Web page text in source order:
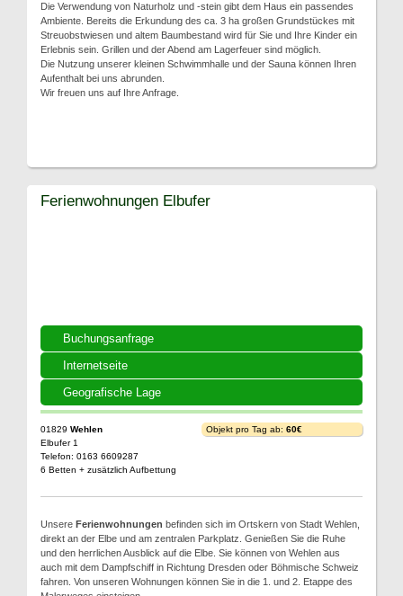
Die Verwendung von Naturholz und -stein gibt dem Haus ein passendes
Ambiente. Bereits die Erkundung des ca. 3 ha großen Grundstückes mit
Streuobstwiesen und altem Baumbestand wird für Sie und Ihre Kinder ein
Erlebnis sein. Grillen und der Abend am Lagerfeuer sind möglich.
Die Nutzung unserer kleinen Schwimmhalle und der Sauna können Ihren
Aufenthalt bei uns abrunden.
Wir freuen uns auf Ihre Anfrage.
Buchungsanfrage
Internetseite
Geografische Lage
Ferienwohnungen Elbufer
01829 Wehlen
Elbufer 1
Telefon: 0163 6609287
6 Betten + zusätzlich Aufbettung
Objekt pro Tag ab: 60€
Unsere Ferienwohnungen befinden sich im Ortskern von Stadt Wehlen,
direkt an der Elbe und am zentralen Parkplatz. Genießen Sie die Ruhe
und den herrlichen Ausblick auf die Elbe. Sie können von Wehlen aus
auch mit dem Dampfschiff in Richtung Dresden oder Böhmische Schweiz
fahren. Von unseren Wohnungen können Sie in die 1. und 2. Etappe des